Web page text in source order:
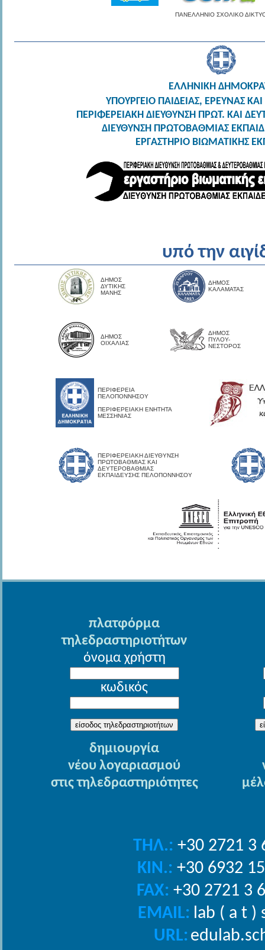
ΠΑΝΕΛΛΗΝΙΟ ΣΧΟΛΙΚΟ
ΕΛΛΗΝΙΚΗ
ΥΠΟΥΡΓΕΙΟ ΠΑΙΔΕΙΑΣ, ΕΡΕΥΝΑΣ
ΠΕΡΙΦΕΡΕΙΑΚΗ ΔΙΕΥΘΥΝΣΗ ΠΡΩΤ. ΚΑΙ
ΔΙΕΥΘΥΝΣΗ ΠΡΩΤΟΒΑΘΜΙΑΣ
ΕΡΓΑΣΤΗΡΙΟ ΒΙΩΜΑΤΙΚΗΣ
υπό την
ΔΗΜΟΣ
ΔΥΤΙΚΗΣ
ΜΑΝΗΣ
ΔΗΜΟΣ
ΚΑΛΑΜΑΤΑΣ
ΔΗΜΟΣ
ΟΙΧΑΛΙΑΣ
ΔΗΜΟΣ
ΠΥΛΟΥ-
ΝΕΣΤΟΡΟΣ
ΠΕΡΙΦΕΡΕΙΑ
ΠΕΛΟΠΟΝΝΗΣΟΥ
ΠΕΡΙΦΕΡΕΙΑΚΗ ΕΝΗΤΗΤΑ
ΜΕΣΣΗΝΙΑΣ
ΠΕΡΙΦΕΡΕΙΑΚΗ ΔΙΕΥΘΥΝΣΗ
ΠΡΩΤΟΒΑΘΜΙΑΣ ΚΑΙ
ΔΕΥΤΕΡΟΒΑΘΜΙΑΣ
ΕΚΠΑΙΔΕΥΣΗΣ ΠΕΛΟΠΟΝΝΗΣΟΥ
πλατφόρμα
τηλεδραστηριοτήτων
όνομα χρήστη
κωδικός
δημιουργία
νέου λογαριασμού
στις τηλεδραστηριότητες
ΤΗΛ.: +30 2721 3
ΚΙΝ.: +30 6932
FAX: +30 2721 3
EMAIL: lab ( a t )
URL: